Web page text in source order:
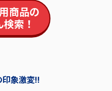
商品の
索！
印象激変!!